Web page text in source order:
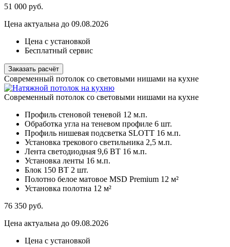
51 000 руб.
Цена актуальна до 09.08.2026
Цена с установкой
Бесплатный сервис
Заказать расчёт
Современный потолок со световыми нишами на кухне
Современный потолок со световыми нишами на кухне
Профиль стеновой теневой 12 м.п.
Обработка угла на теневом профиле 6 шт.
Профиль нишевая подсветка SLOTT 16 м.п.
Установка трекового светильника 2,5 м.п.
Лента светодиодная 9,6 ВТ 16 м.п.
Установка ленты 16 м.п.
Блок 150 ВТ 2 шт.
Полотно белое матовое MSD Premium 12 м²
Установка полотна 12 м²
76 350 руб.
Цена актуальна до 09.08.2026
Цена с установкой